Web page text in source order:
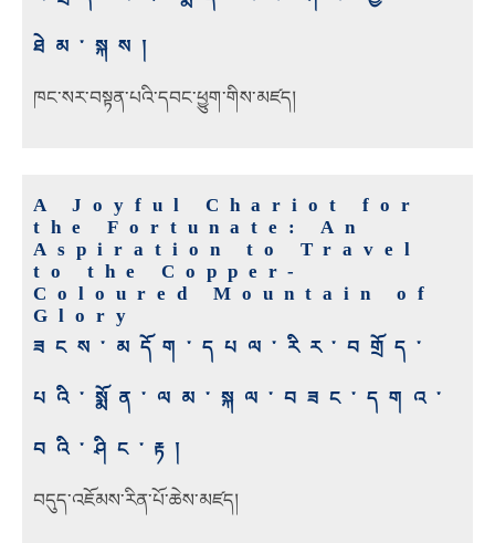
ཐེམ་སྐས།
ཁང་སར་བསྟན་པའི་དབང་ཕྱུག་གིས་མཛད།
A Joyful Chariot for
the Fortunate: An
Aspiration to Travel
to the Copper-
Coloured Mountain of
Glory
ཟངས་མདོག་དཔལ་རིར་བགྲོད་
པའི་སྨོན་ལམ་སྐལ་བཟང་དགའ་
བའི་ཤིང་རྟ།
བདུད་འཇོམས་རིན་པོ་ཆེས་མཛད།